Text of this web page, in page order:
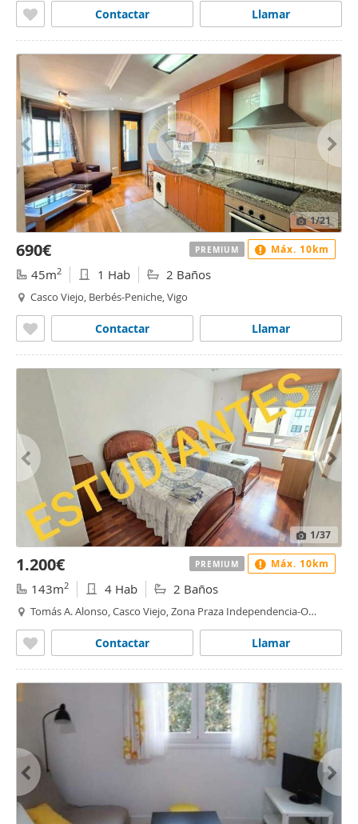
Llamar
Contactar
1/21
690€
45m2 1 Hab 2 Baños
Casco Viejo, Berbés-Peniche, Vigo
Llamar
Contactar
PREMIUM Máx. 10km
1/37
1.200€
143m2 4 Hab 2 Baños
Tomás A. Alonso, Casco Viejo, Zona Praza Independencia-O
Llamar
Contactar
PREMIUM Máx. 10km